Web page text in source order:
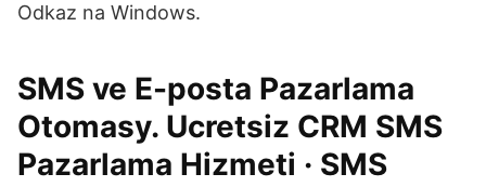
Odkaz na Windows.
SMS ve E-posta Pazarlama
Otomasy. Ucretsiz CRM SMS
Pazarlama Hizmeti · SMS